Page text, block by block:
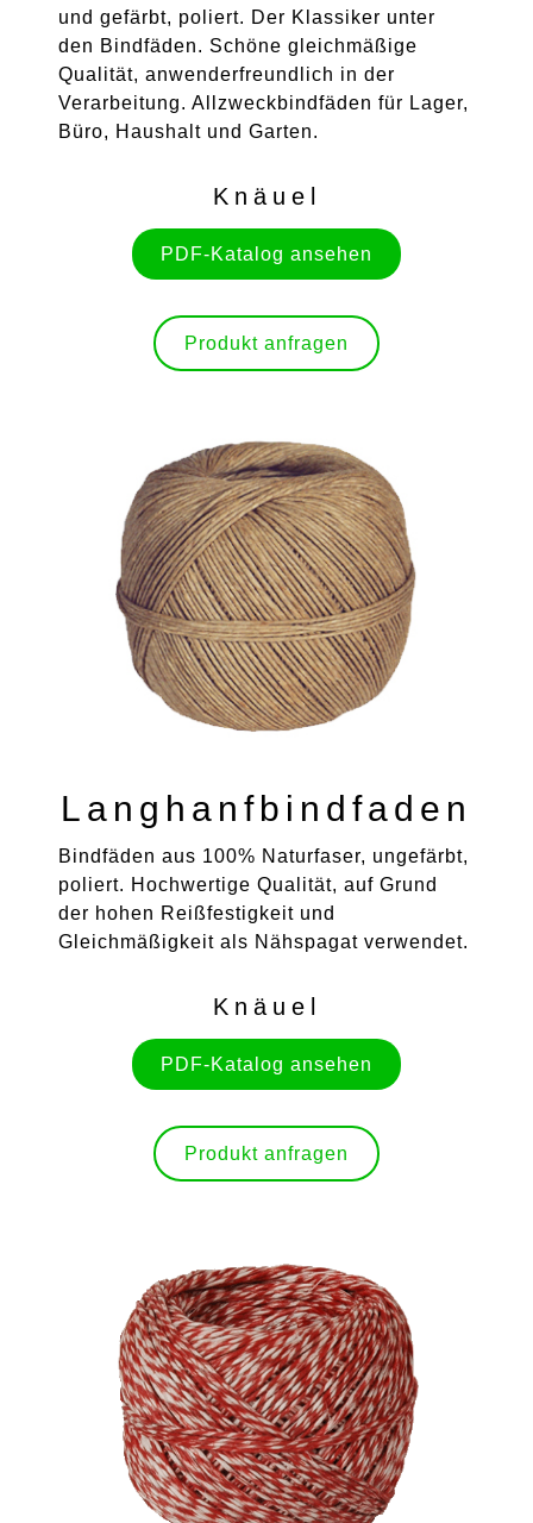
und gefärbt, poliert. Der Klassiker unter
den Bindfäden. Schöne gleichmäßige
Qualität, anwenderfreundlich in der
Verarbeitung. Allzweckbindfäden für Lager,
Büro, Haushalt und Garten.
Knäuel
PDF-Katalog ansehen
Produkt anfragen
Langhanfbindfaden
Bindfäden aus 100% Naturfaser, ungefärbt,
poliert. Hochwertige Qualität, auf Grund
der hohen Reißfestigkeit und
Gleichmäßigkeit als Nähspagat verwendet.
Knäuel
PDF-Katalog ansehen
Produkt anfragen